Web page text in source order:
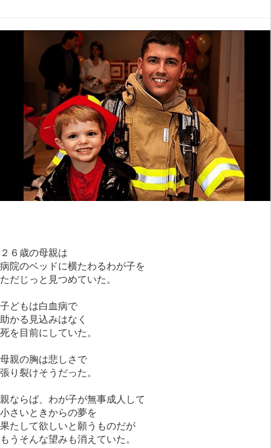
２６歳の母親は
病院のベッドに横たわるわが子を
ただじっと見つめていた。
子どもは白血病で
助かる見込みはなく
死を目前にしていた。
母親の胸は悲しさで
張り裂けそうだった。
親ならば、わが子が無事成人して
小さいときからの夢を
果たして欲しいと願うものだが
もうそんな望みも消えていた。